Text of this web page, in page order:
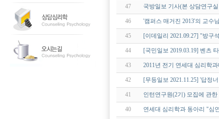
47 국방일보 기사(본 상담연구
46 '캠퍼스 매거진 2013'의 교수
45 [이데일리 2021.09.27] "방
44 [국민일보 2019.03.19] 벤츠
43 2011년 전기 연세대 심리학
42 [무등일보 2021.11.25] '답정
41 인턴연구원(2기) 모집에 관
40 연세대 심리학과 동아리 "심